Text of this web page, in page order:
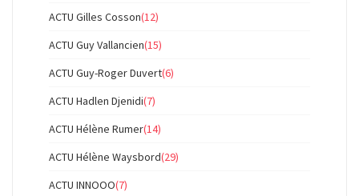
ACTU Gilles Cosson(12)
ACTU Guy Vallancien(15)
ACTU Guy-Roger Duvert(6)
ACTU Hadlen Djenidi(7)
ACTU Hélène Rumer(14)
ACTU Hélène Waysbord(29)
ACTU INNOOO(7)